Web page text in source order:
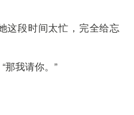
这段时间太忙，完全给忘
那我请你。”